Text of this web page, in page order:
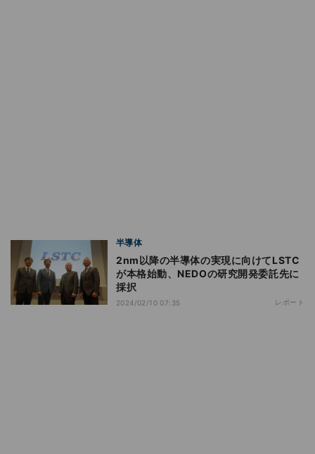
半導体
2nm以降の半導体の実現に向けてLSTC
が本格始動、NEDOの研究開発委託先に
採択
2024/02/10 07:35 レポート